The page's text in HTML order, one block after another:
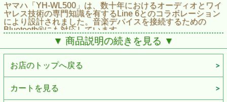
ヤマハ「YH-WL500」は、数十年におけるオーディオとワイ
ヤレス技術の専門知識を有するLine 6とのコラボレーション
により設計されました。音楽デバイスを接続するための
Bluetooth®にも対応しています。
・超低遅延で遅れを感じることなく演奏できます。
・楽器演奏の為の専用設計
・心地良い装着感のセミオープンバックデザイン
・Bluetooth®で音楽プレイヤーデバイスと接続可能
・9時間連続再生
楽器の為の専用設計
▼ 商品説明の続きを見る ▼
お店のトップへ戻る
カートを見る